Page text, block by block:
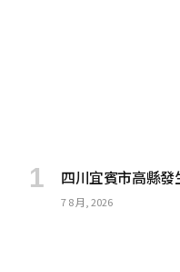
四川宜賓市高縣
7 8 月, 2026